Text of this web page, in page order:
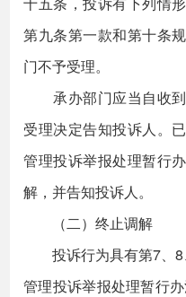
第九条第一款和第十条
门不予受理。
承办部门应当自收到
受理决定告知投诉人。
管理投诉举报处理暂行
解，并告知投诉人。
（二）终止调解
投诉行为具有第7、8
管理投诉举报处理暂行